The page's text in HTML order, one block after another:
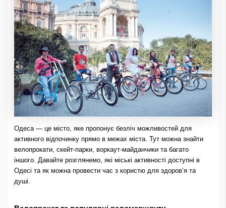
Одеса — це місто, яке пропонує безліч можливостей для
активного відпочинку прямо в межах міста. Тут можна знайти
велопрокати, скейт-парки, воркаут-майданчики та багато
іншого. Давайте розглянемо, які міські активності доступні в
Одесі та як можна провести час з користю для здоров’я та
душі.